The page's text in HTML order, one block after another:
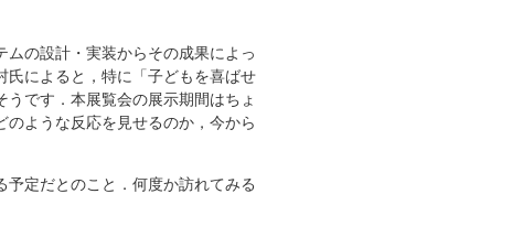
の設計・実装からその成果によっ
氏によると，特に「子どもを喜ばせ
です．本展覧会の展示期間はちょ
ような反応を見せるのか，今から
定だとのこと．何度か訪れてみる